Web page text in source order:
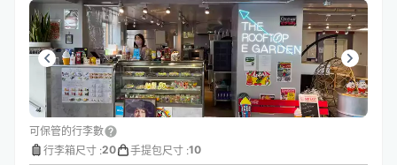
可保管的行李數
行李箱尺寸 :20 手提包尺寸 :10